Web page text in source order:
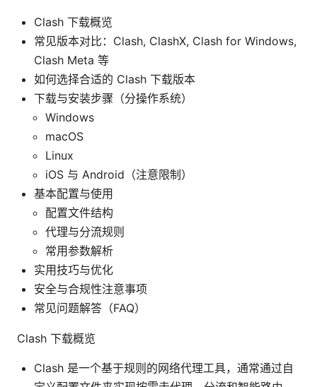
Clash 下载概览
常见版本对比：Clash, ClashX, Clash for Windows,
Clash Meta 等
如何选择合适的 Clash 下载版本
下载与安装步骤（分操作系统）
Windows
macOS
Linux
iOS 与 Android（注意限制）
基本配置与使用
配置文件结构
代理与分流规则
常用参数解析
实用技巧与优化
安全与合规性注意事项
常见问题解答（FAQ）
Clash 下载概览
Clash 是一个基于规则的网络代理工具，通常通过自